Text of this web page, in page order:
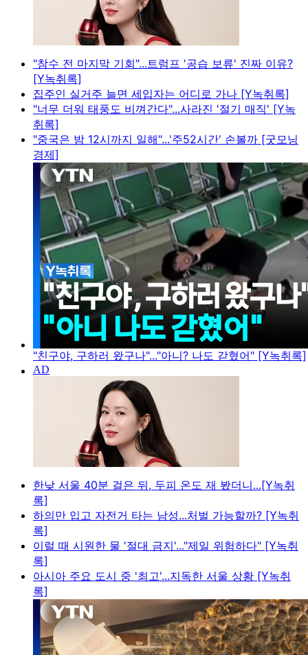
"참수 전 마지막 기회"...트럼프 '공습 보류' 진짜 이유?
[Y녹취록]
집주인 실거주 늘면 세입자는 어디로 가나 [Y녹취록]
"너무 더워 태풍도 비껴간다"...사라진 '절기 매직' [Y녹
취록]
"중국은 밤 12시까지 일해"...'주52시간' 손볼까 [굿모닝
경제]
"친구야, 구하러 왔구나"..."아니? 나도 갇혔어" [Y녹취록]
한낮 서울 40분 걸은 뒤, 두피 온도 재 봤더니...[Y녹취
록]
하의만 입고 자전거 타는 남성...처벌 가능할까? [Y녹취
록]
이럴 때 시원한 물 '절대 금지'..."제일 위험하다" [Y녹취
록]
아시아 주요 도시 중 '최고'...지독한 서울 상황 [Y녹취
록]